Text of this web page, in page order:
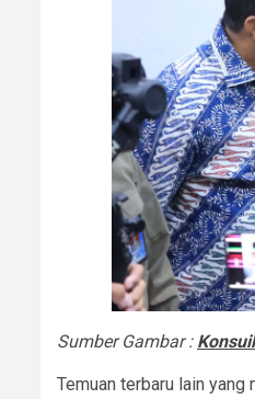
Sumber Gambar :
Temuan terbaru lain